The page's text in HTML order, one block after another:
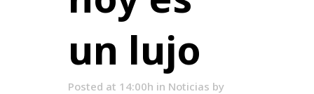
un lujo
Posted at 14:00h in Noticias by